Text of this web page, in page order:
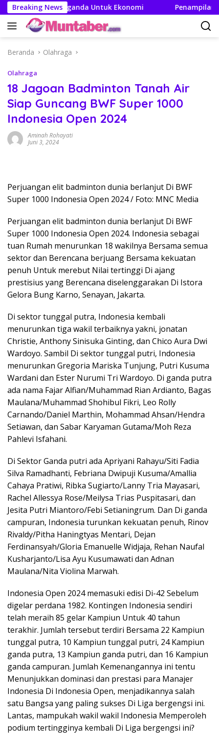
Langsung
ke
konten
Breaking News
Efek Berganda Untuk Ekonomi Penampilan dan
Beranda Olahraga
Olahraga
18 Jagoan Badminton Tanah Air
Siap Guncang BWF Super 1000
Indonesia Open 2024
Aminah Rohayati
Juni 3, 2024
Perjuangan elit badminton dunia berlanjut Di BWF
Super 1000 Indonesia Open 2024 / Foto: MNC Media
Perjuangan elit badminton dunia berlanjut Di BWF
Super 1000 Indonesia Open 2024. Indonesia sebagai
tuan Rumah menurunkan 18 wakilnya Bersama semua
sektor dan Berencana berjuang Bersama kekuatan
penuh Untuk merebut Nilai tertinggi Di ajang
prestisius yang Berencana diselenggarakan Di Istora
Gelora Bung Karno, Senayan, Jakarta.
Di sektor tunggal putra, Indonesia kembali
menurunkan tiga wakil terbaiknya yakni, jonatan
Christie, Anthony Sinisuka Ginting, dan Chico Aura Dwi
Wardoyo. Sambil Di sektor tunggal putri, Indonesia
menurunkan Gregoria Mariska Tunjung, Putri Kusuma
Wardani dan Ester Nurumi Tri Wardoyo. Di ganda putra
ada nama Fajar Alfian/Muhammad Rian Ardianto, Bagas
Maulana/Muhammad Shohibul Fikri, Leo Rolly
Carnando/Daniel Marthin, Mohammad Ahsan/Hendra
Setiawan, dan Sabar Karyaman Gutama/Moh Reza
Pahlevi Isfahani.
Di Sektor Ganda putri ada Apriyani Rahayu/Siti Fadia
Silva Ramadhanti, Febriana Dwipuji Kusuma/Amallia
Cahaya Pratiwi, Ribka Sugiarto/Lanny Tria Mayasari,
Rachel Allessya Rose/Meilysa Trias Puspitasari, dan
Jesita Putri Miantoro/Febi Setianingrum. Dan Di ganda
campuran, Indonesia turunkan kekuatan penuh, Rinov
Rivaldy/Pitha Haningtyas Mentari, Dejan
Ferdinansyah/Gloria Emanuelle Widjaja, Rehan Naufal
Kusharjanto/Lisa Ayu Kusumawati dan Adnan
Maulana/Nita Violina Marwah.
Indonesia Open 2024 memasuki edisi Di-42 Sebelum
digelar perdana 1982. Kontingen Indonesia sendiri
telah meraih 85 gelar Kampiun Untuk 40 tahun
terakhir. Jumlah tersebut terdiri Bersama 22 Kampiun
tunggal putra, 10 Kampiun tunggal putri, 24 Kampiun
ganda putra, 13 Kampiun ganda putri, dan 16 Kampiun
ganda campuran. Jumlah Kemenangannya ini tentu
Menunjukkan dominasi dan prestasi para Manajer
Indonesia Di Indonesia Open, menjadikannya salah
satu Bangsa yang paling sukses Di Liga bergengsi ini.
Lantas, mampukah wakil wakil Indonesia Memperoleh
podium tertingginya kembali Di Liga bergengsi ini?